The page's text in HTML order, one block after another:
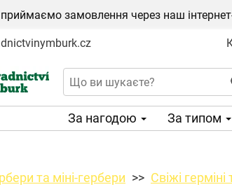
замовлення через наш
За нагодою За типом
та міні-гербери Свіжі